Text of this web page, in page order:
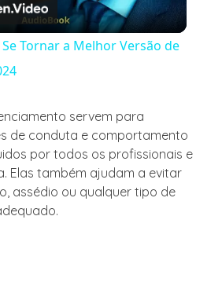
Video
Tornar a Melhor Versão de
servem para
de conduta e comportamento
por todos os profissionais e
Elas também ajudam a evitar
assédio ou qualquer tipo de